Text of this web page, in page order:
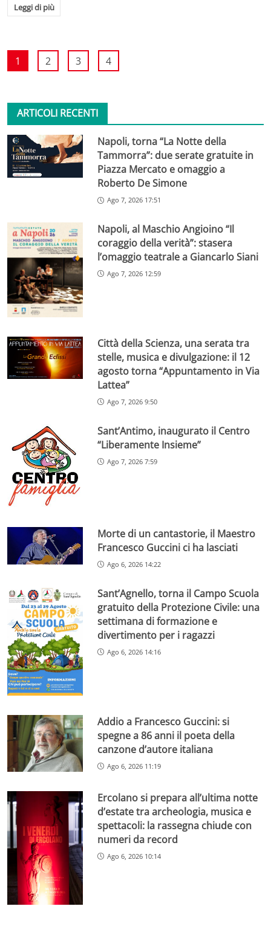
Leggi di più
1 2 3 4
ARTICOLI RECENTI
Napoli, torna “La Notte della
Tammorra”: due serate gratuite in
Piazza Mercato e omaggio a
Roberto De Simone
Ago 7, 2026 17:51
Napoli, al Maschio Angioino “Il
coraggio della verità”: stasera
l’omaggio teatrale a Giancarlo Siani
Ago 7, 2026 12:59
Città della Scienza, una serata tra
stelle, musica e divulgazione: il 12
agosto torna “Appuntamento in Via
Lattea”
Ago 7, 2026 9:50
Sant’Antimo, inaugurato il Centro
“Liberamente Insieme”
Ago 7, 2026 7:59
Morte di un cantastorie, il Maestro
Francesco Guccini ci ha lasciati
Ago 6, 2026 14:22
Sant’Agnello, torna il Campo Scuola
gratuito della Protezione Civile: una
settimana di formazione e
divertimento per i ragazzi
Ago 6, 2026 14:16
Addio a Francesco Guccini: si
spegne a 86 anni il poeta della
canzone d’autore italiana
Ago 6, 2026 11:19
Ercolano si prepara all’ultima notte
d’estate tra archeologia, musica e
spettacoli: la rassegna chiude con
numeri da record
Ago 6, 2026 10:14